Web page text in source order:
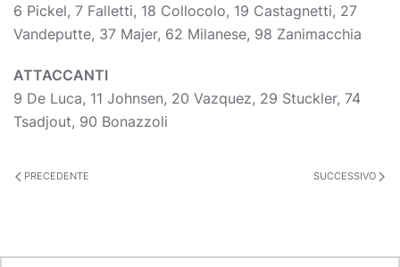
6 Pickel, 7 Falletti, 18 Collocolo, 19 Castagnetti, 27
Vandeputte, 37 Majer, 62 Milanese, 98 Zanimacchia
ATTACCANTI
9 De Luca, 11 Johnsen, 20 Vazquez, 29 Stuckler, 74
Tsadjout, 90 Bonazzoli
PRECEDENTE SUCCESSIVO